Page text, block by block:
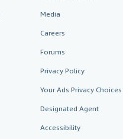
Media
Careers
Forums
Privacy Policy
Your Ads Privacy Choices
Designated Agent
Accessibility